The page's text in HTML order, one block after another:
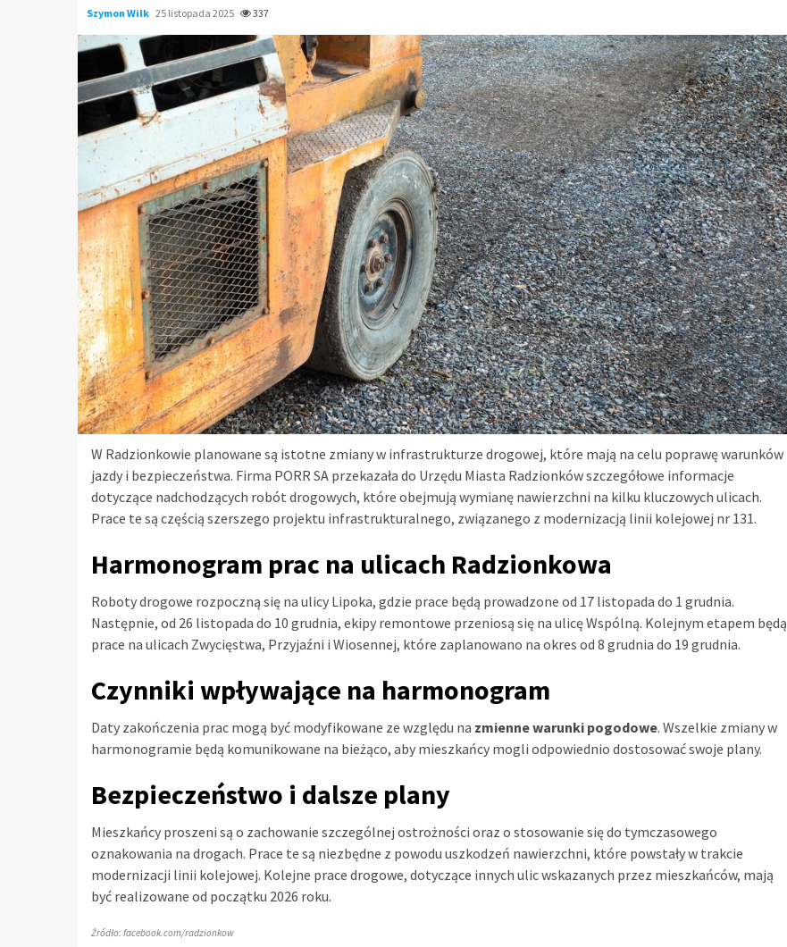
Szymon Wilk 25 listopada 2025 337
W Radzionkowie planowane są istotne zmiany w infrastrukturze drogowej, które mają na celu poprawę warunków
jazdy i bezpieczeństwa. Firma PORR SA przekazała do Urzędu Miasta Radzionków szczegółowe informacje
dotyczące nadchodzących robót drogowych, które obejmują wymianę nawierzchni na kilku kluczowych ulicach.
Prace te są częścią szerszego projektu infrastrukturalnego, związanego z modernizacją linii kolejowej nr 131.
Harmonogram prac na ulicach Radzionkowa
Roboty drogowe rozpoczną się na ulicy Lipoka, gdzie prace będą prowadzone od 17 listopada do 1 grudnia.
Następnie, od 26 listopada do 10 grudnia, ekipy remontowe przeniosą się na ulicę Wspólną. Kolejnym etapem będą
prace na ulicach Zwycięstwa, Przyjaźni i Wiosennej, które zaplanowano na okres od 8 grudnia do 19 grudnia.
Czynniki wpływające na harmonogram
Daty zakończenia prac mogą być modyfikowane ze względu na zmienne warunki pogodowe. Wszelkie zmiany w
harmonogramie będą komunikowane na bieżąco, aby mieszkańcy mogli odpowiednio dostosować swoje plany.
Bezpieczeństwo i dalsze plany
Mieszkańcy proszeni są o zachowanie szczególnej ostrożności oraz o stosowanie się do tymczasowego
oznakowania na drogach. Prace te są niezbędne z powodu uszkodzeń nawierzchni, które powstały w trakcie
modernizacji linii kolejowej. Kolejne prace drogowe, dotyczące innych ulic wskazanych przez mieszkańców, mają
być realizowane od początku 2026 roku.
Źródło: facebook.com/radzionkow